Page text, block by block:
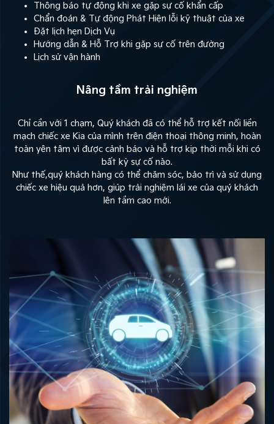
Thông báo tự động khi xe gặp sự cố khẩn cấp
Chẩn đoán & Tự động Phát Hiện lỗi kỹ thuật của xe
Đặt lịch hẹn Dịch Vụ
Hướng dẫn & Hỗ Trợ khi gặp sự cố trên đường
Lịch sử vận hành
Nâng tầm trải nghiệm
Chỉ cần với 1 chạm, Quý khách đã có thể hỗ trợ kết nối liền
mạch chiếc xe Kia của mình trên điện thoại thông minh, hoàn
toàn yên tâm vì được cảnh báo và hỗ trợ kịp thời mỗi khi có
bất kỳ sự cố nào.
Như thế,quý khách hàng có thể chăm sóc, bảo trì và sử dụng
chiếc xe hiệu quả hơn, giúp trải nghiệm lái xe của quý khách
lên tầm cao mới.